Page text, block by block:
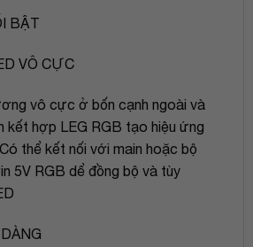
BẬT
VÔ CỰC
vô cực ở bốn cạnh ngoài và
kết hợp LEG RGB tạo hiệu ứng
thể kết nối với main hoặc bộ
5V RGB dể đồng bộ và tùy